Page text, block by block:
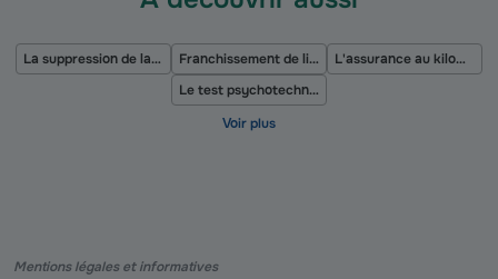
La suppression de la carte verte Franchissement de ligne blanche
L'assurance au kilomètre
Le test psychotechnique du permis
Mentions légales et informatives